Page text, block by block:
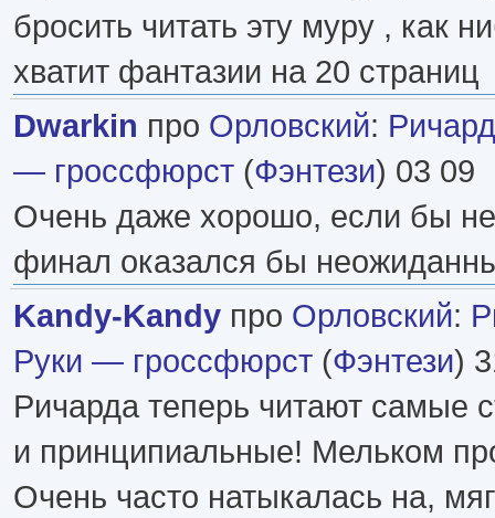
бросить читать эту муру , как
хватит фантазии на 20 страниц
Dwarkin про Орловский:
— гроссфюрст (Фэнтези) 03 09
Очень даже хорошо, если бы
финал оказался бы
Kandy-Kandy про Орловский:
Руки — гроссфюрст (Фэнтези)
Ричарда теперь читают самые
и принципиальные! Мельком
Очень часто натыкалась на,